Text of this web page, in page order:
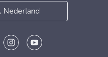
Nederlands, Nederland